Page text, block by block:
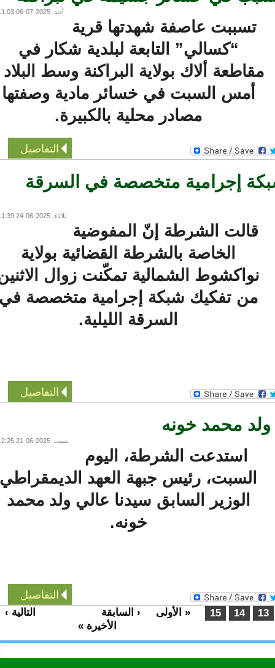
تسببت عاصفة شهدتها قرية
“كسالي” التابعة لبلدية شكار في
ألاك بولاية البراكنة وسط البلاد ،
أمس السبت في خسائر مادية وصفتها
مصادر محلية بالكبيرة.
التفاصيل
إجرامية متخصصة في السرقة
ثلاثاء, 2025-06-24 11:39
قالت الشرطة إنّ المفوضية
الخاصة بالشرطة القضائية بولاية
نواكشوط الشمالية تمكّنت زوال الاثنين
من تفكيك شبكة إجرامية متخصصة في
السرقة الليلية.
التفاصيل
محمد خونه
سبت, 2025-06-21 12:25
استدعت الشرطة، اليوم
السبت، رئيس جبهة العهد الديمقراطي
الوزير السابق سيدنا عالي ولد محمد
خونه.
التفاصيل
« الأولى ‹ السابقة
التالية ›
الأخيرة »